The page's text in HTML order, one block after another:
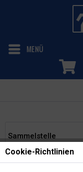
MENÜ
Sammelstelle
Das
Cookie-Richtlinien